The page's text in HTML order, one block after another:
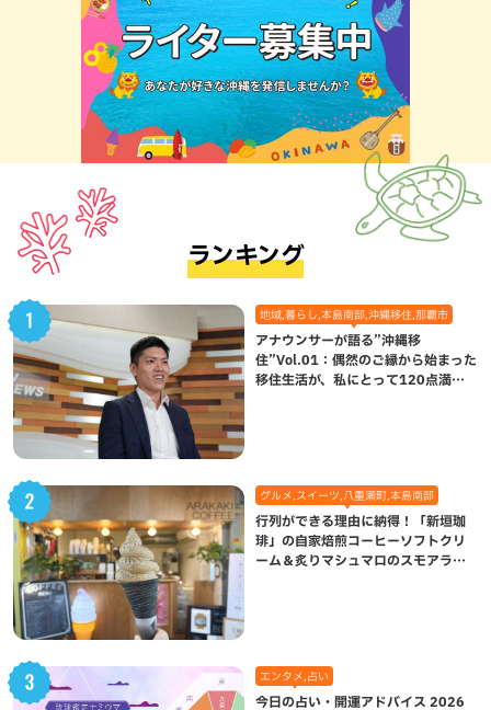
ランキング
地域,暮らし,本島南部,沖縄移住,那覇市
アナウンサーが語る”沖縄移
住”Vol.01：偶然のご縁から始まった
移住生活が、私にとって120点満点
グルメ,スイーツ,八重瀬町,本島南部
行列ができる理由に納得！「新垣珈
琲」の自家焙煎コーヒーソフトクリ
ーム＆炙りマシュマロのスモアラテ
エンタメ,占い
今日の占い・開運アドバイス 2026